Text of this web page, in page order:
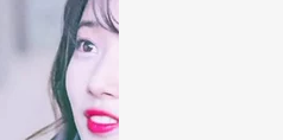
彩比拼，有它们在，冬天自然出彩不少